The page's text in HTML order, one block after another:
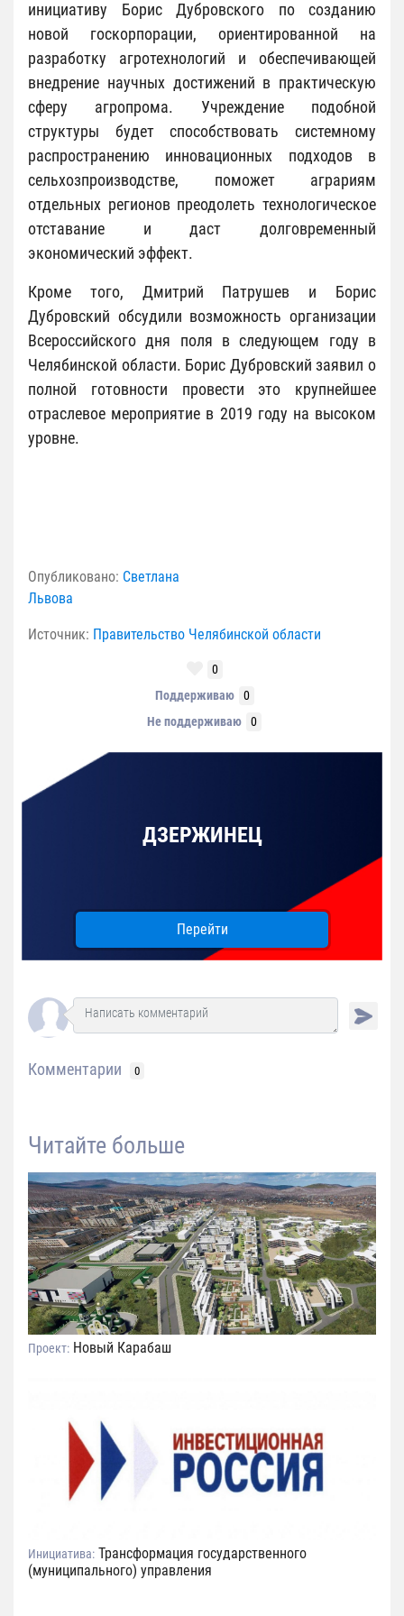
инициативу Борис Дубровского по созданию
новой госкорпорации, ориентированной на
разработку агротехнологий и обеспечивающей
внедрение научных достижений в практическую
сферу агропрома. Учреждение подобной
структуры будет способствовать системному
распространению инновационных подходов в
сельхозпроизводстве, поможет аграриям
отдельных регионов преодолеть технологическое
отставание и даст долговременный
экономический эффект.
Кроме того, Дмитрий Патрушев и Борис
Дубровский обсудили возможность организации
Всероссийского дня поля в следующем году в
Челябинской области. Борис Дубровский заявил о
полной готовности провести это крупнейшее
отраслевое мероприятие в 2019 году на высоком
уровне.
Опубликовано: Светлана
Львова
Источник: Правительство Челябинской области
0
Поддерживаю
0
Не поддерживаю
0
ДЗЕРЖИНЕЦ
Перейти
Комментарии 0
Читайте больше
Проект: Новый Карабаш
Инициатива: Трансформация государственного
(муниципального) управления